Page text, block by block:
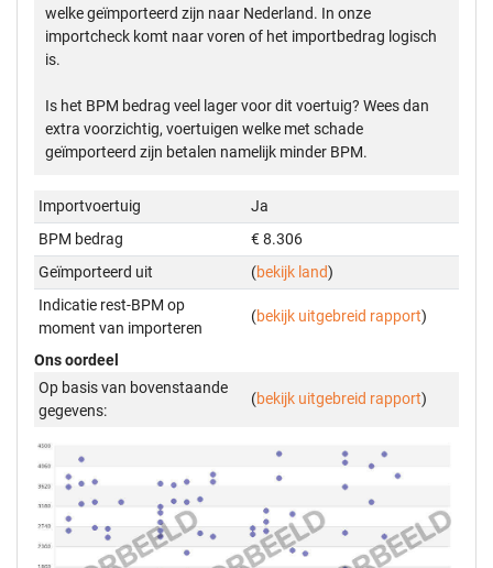
welke geïmporteerd zijn naar Nederland. In onze
importcheck komt naar voren of het importbedrag logisch
is.
Is het BPM bedrag veel lager voor dit voertuig? Wees dan
extra voorzichtig, voertuigen welke met schade
geïmporteerd zijn betalen namelijk minder BPM.
Importvoertuig
Ja
BPM bedrag
€ 8.306
Geïmporteerd uit
(bekijk land)
Indicatie rest-BPM op
moment van importeren
(bekijk uitgebreid rapport)
Ons oordeel
Op basis van bovenstaande
gegevens:
(bekijk uitgebreid rapport)